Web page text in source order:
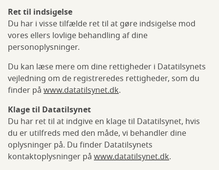
Ret til indsigelse
Du har i visse tilfælde ret til at gøre indsigelse mod
vores ellers lovlige behandling af dine
personoplysninger.
Du kan læse mere om dine rettigheder i Datatilsynets
vejledning om de registreredes rettigheder, som du
finder på www.datatilsynet.dk.
Klage til Datatilsynet
Du har ret til at indgive en klage til Datatilsynet, hvis
du er utilfreds med den måde, vi behandler dine
oplysninger på. Du finder Datatilsynets
kontaktoplysninger på www.datatilsynet.dk.